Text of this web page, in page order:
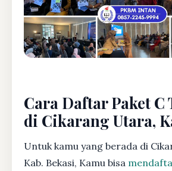
Cara Daftar Paket C
di Cikarang Utara,
Untuk kamu yang berada di
Kab. Bekasi, Kamu bisa